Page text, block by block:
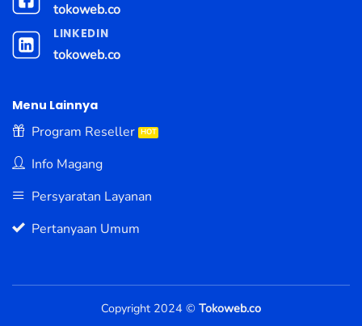
tokoweb.co
LINKEDIN
tokoweb.co
Menu Lainnya
Program Reseller
Info Magang
Persyaratan Layanan
Pertanyaan Umum
Copyright 2024 © Tokoweb.co